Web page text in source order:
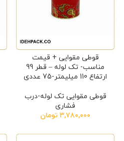
قوطی مقوایی + قیمت
مناسب- تک لوله – قطر 99
ارتفاع 110 میلیمتر-75 عددی
قوطی مقوایی تک لوله-درب
فشاری
۳,۷۸۰,۰۰۰ تومان